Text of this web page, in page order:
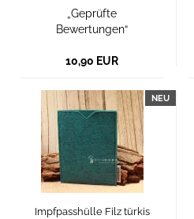
„Geprüfte
Bewertungen“
10,90 EUR
NEU
Impfpasshülle Filz türkis